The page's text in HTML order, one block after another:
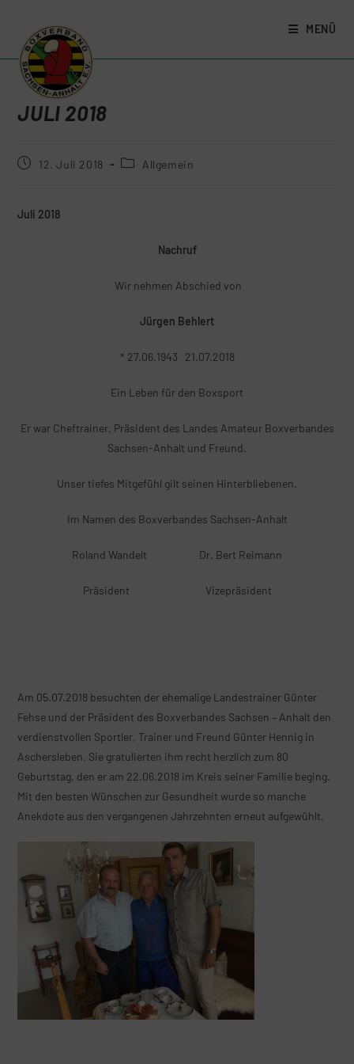
MENÜ
JULI 2018
12. Juli 2018 Allgemein
Juli 2018
Nachruf
Wir nehmen Abschied von
Jürgen Behlert
* 27.06.1943 21.07.2018
Ein Leben für den Boxsport
Er war Cheftrainer, Präsident des Landes Amateur Boxverbandes
Sachsen-Anhalt und Freund.
Unser tiefes Mitgefühl gilt seinen Hinterbliebenen.
Im Namen des Boxverbandes Sachsen-Anhalt
Roland Wandelt Dr. Bert Reimann
Präsident Vizepräsident
Am 05.07.2018 besuchten der ehemalige Landestrainer Günter
Fehse und der Präsident des Boxverbandes Sachsen – Anhalt den
verdienstvollen Sportler, Trainer und Freund Günter Hennig in
Aschersleben. Sie gratulierten ihm recht herzlich zum 80
Geburtstag, den er am 22.06.2018 im Kreis seiner Familie beging.
Mit den besten Wünschen zur Gesundheit wurde so manche
Anekdote aus den vergangenen Jahrzehnten erneut aufgewühlt.